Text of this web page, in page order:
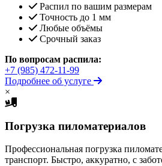
Распил по вашим размерам
Точность до 1 мм
Любые объёмы
Срочный заказ
По вопросам распила:
+7 (985) 472-11-99
Подробнее об услуге
×
Погрузка пиломатериалов
Профессиональная погрузка
транспорт. Быстро, аккуратно, с